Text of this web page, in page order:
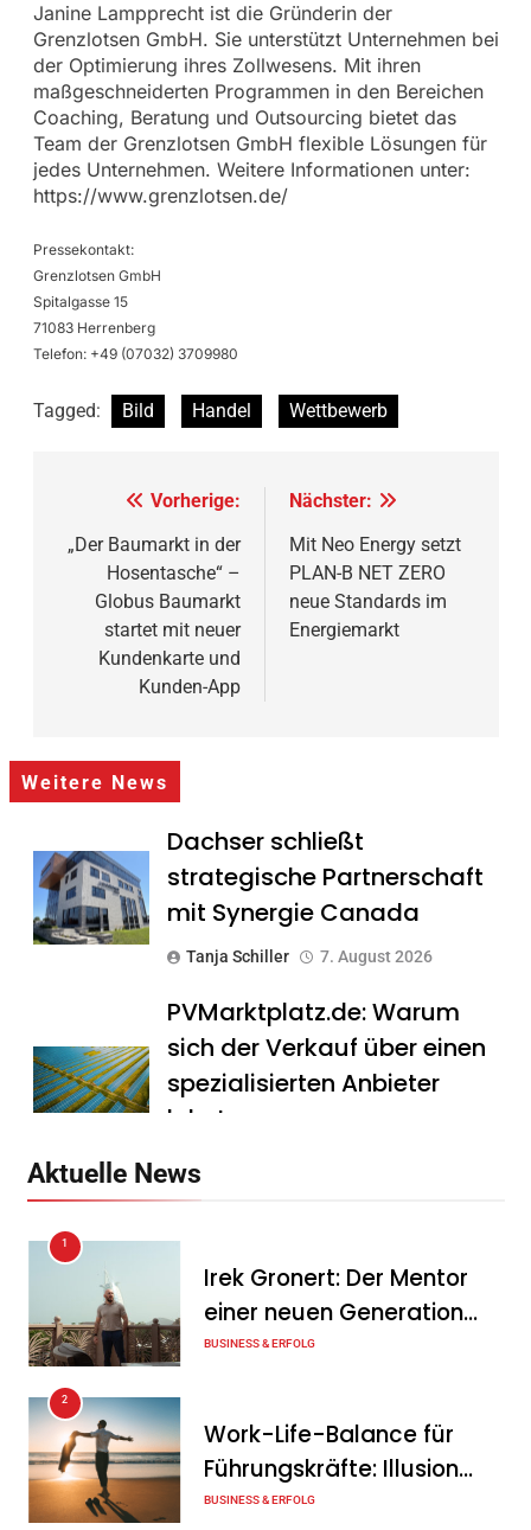
Janine Lampprecht ist die Gründerin der
Grenzlotsen GmbH. Sie unterstützt Unternehmen bei
der Optimierung ihres Zollwesens. Mit ihren
maßgeschneiderten Programmen in den Bereichen
Coaching, Beratung und Outsourcing bietet das
Team der Grenzlotsen GmbH flexible Lösungen für
jedes Unternehmen. Weitere Informationen unter:
https://www.grenzlotsen.de/
Pressekontakt:
Grenzlotsen GmbH
Spitalgasse 15
71083 Herrenberg
Telefon: +49 (07032) 3709980
Tagged: Bild Handel Wettbewerb
Beitragsnavigation
Vorherige:
„Der Baumarkt in der
Hosentasche“ –
Globus Baumarkt
startet mit neuer
Kundenkarte und
Kunden-App
Nächster:
Mit Neo Energy setzt
PLAN-B NET ZERO
neue Standards im
Energiemarkt
Weitere News
Dachser schließt
strategische Partnerschaft
mit Synergie Canada
Tanja Schiller 7. August 2026
PVMarktplatz.de: Warum
sich der Verkauf über einen
spezialisierten Anbieter
lohnt
Mitarbeitergespräch pro
Jahr nichts verändert – und
was stattdessen
Verbindlichkeit schafft
Tanja Schiller 7. August 2026
Wenn jede Minute zählt: Wie
Aktuelle News
1
Irek Gronert: Der Mentor
einer neuen Generation
von Unternehmern
BUSINESS & ERFOLG
2
Work-Life-Balance für
Führungskräfte: Illusion
oder echte Chance?
BUSINESS & ERFOLG